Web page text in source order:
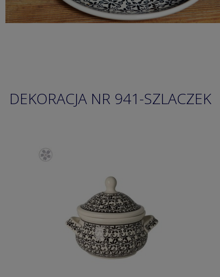
DEKORACJA NR 941-SZLACZEK